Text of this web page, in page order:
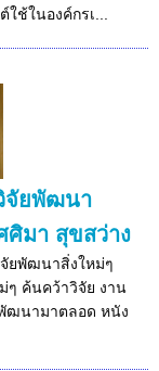
ช้ในองค์กรเ...
จัยพัฒนา
มา สุขสว่าง
ยพัฒนาสิ่งใหม่ๆ
ๆ ค้นคว้าวิจัย งาน
ฒนามาตลอด หนัง